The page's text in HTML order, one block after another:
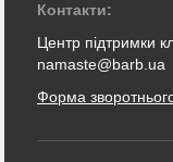
Контакти:
Центр підтримки
namaste@barb.ua
Форма